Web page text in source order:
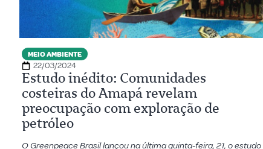
MEIO AMBIENTE
22/03/2024
Estudo inédito: Comunidades
costeiras do Amapá revelam
preocupação com exploração de
petróleo
O Greenpeace Brasil lançou na última quinta-feira, 21, o estudo